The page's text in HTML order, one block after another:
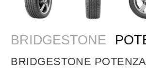
BRIDGESTONE
BRIDGESTONE